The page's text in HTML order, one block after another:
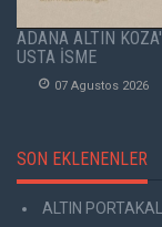
ADANA ALTIN
USTA İSME
07 Agustos 2026
SON EKLENENLER
ALTIN